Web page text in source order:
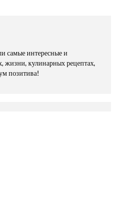
самые интересные и
жизни, кулинарных рецептах,
позитива!